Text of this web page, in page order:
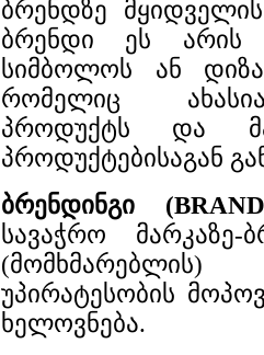
ბრენდზე
ბრენდი ეს არის
სიმბოლოს ან
რომელიც
პროდუქტს და
პროდუქტებისაგან
ბრენდინგი
სავაჭრო მარკაზე-
უპირატესობის
ხელოვნება.